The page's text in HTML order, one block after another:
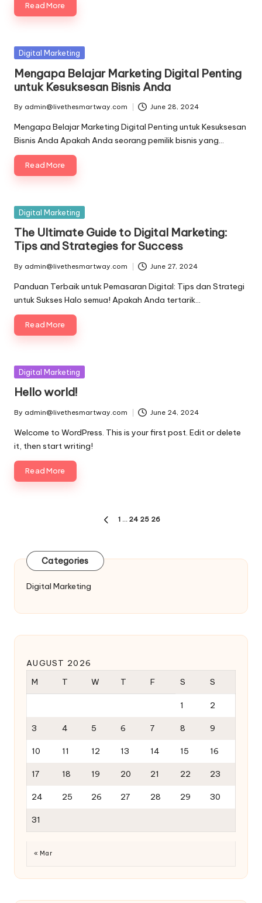
Read More
Posted
Digital Marketing
Mengapa Belajar Marketing Digital Penting
untuk Kesuksesan Bisnis Anda
Posted
by
By admin@livethesmartway.com June 28, 2024
Mengapa Belajar Marketing Digital Penting untuk Kesuksesan
Bisnis Anda Apakah Anda seorang pemilik bisnis yang…
Read More
Posted
Digital Marketing
The Ultimate Guide to Digital Marketing:
Tips and Strategies for Success
Posted
by
By admin@livethesmartway.com June 27, 2024
Panduan Terbaik untuk Pemasaran Digital: Tips dan Strategi
untuk Sukses Halo semua! Apakah Anda tertarik…
Read More
Posted
Digital Marketing
Hello world!
Posted
by
By admin@livethesmartway.com June 24, 2024
Welcome to WordPress. This is your first post. Edit or delete
it, then start writing!
Read More
PREVIOUS
1 … 24 25 26
Categories
Digital Marketing
AUGUST 2026
M
T W T F S S
1 2
3 4 5 6 7 8 9
10 11 12 13 14 15 16
17 18 19 20 21 22 23
24 25 26 27 28 29 30
31
« Mar